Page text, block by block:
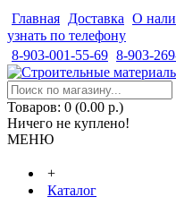
Главная Доставка О
узнать по телефону
8-903-001-55-69 8-903-
Товаров: 0 (0.00 р.)
Ничего не куплено!
МЕНЮ
+
Каталог